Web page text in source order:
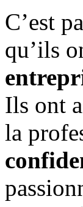
C’est
qu’ils
Ils ont
la